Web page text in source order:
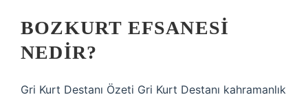
BOZKURT EFSANESI
NEDIR?
Gri Kurt Destanı Özeti Gri Kurt Destanı kahramanlık